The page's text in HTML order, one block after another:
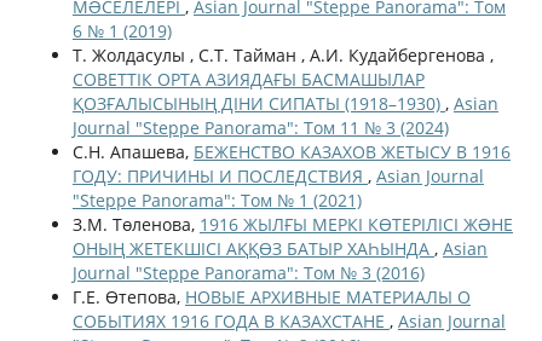
МƏСЕЛЕЛЕРІ , Asian Journal "Steppe Panorama": Том
6 № 1 (2019)
Т. Жолдасулы , С.Т. Тайман , А.И. Кудайбергенова ,
СОВЕТТІК ОРТА АЗИЯДАҒЫ БАСМАШЫЛАР
ҚОЗҒАЛЫСЫНЫҢ ДІНИ СИПАТЫ (1918–1930) , Asian
Journal "Steppe Panorama": Том 11 № 3 (2024)
С.Н. Апашева, БЕЖЕНСТВО КАЗАХОВ ЖЕТЫСУ В 1916
ГОДУ: ПРИЧИНЫ И ПОСЛЕДСТВИЯ , Asian Journal
"Steppe Panorama": Том № 1 (2021)
З.М. Төленова, 1916 ЖЫЛҒЫ МЕРКІ КӨТЕРІЛІСІ ЖƏНЕ
ОНЫҢ ЖЕТЕКШІСІ АҚҚӨЗ БАТЫР ХАҺЫНДА , Asian
Journal "Steppe Panorama": Том № 3 (2016)
Г.Е. Өтепова, НОВЫЕ АРХИВНЫЕ МАТЕРИАЛЫ О
СОБЫТИЯХ 1916 ГОДА В КАЗАХСТАНЕ , Asian Journal